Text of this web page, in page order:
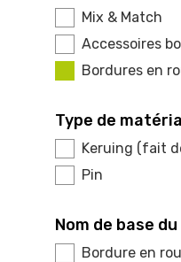
Mix & Match
Accessoires
Bordures en
Type de
Keruing (fait
Pin
Nom de base
Bordure en